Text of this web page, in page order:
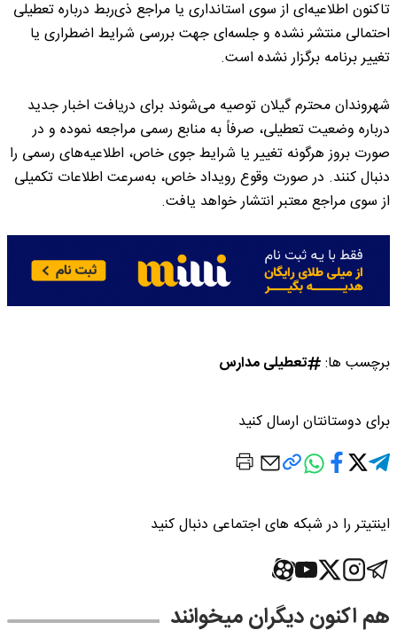
تاکنون اطلاعیه‌ای از سوی استانداری یا مراجع ذی‌ربط درباره تعطیلی
احتمالی منتشر نشده و جلسه‌ای جهت بررسی شرایط اضطراری یا
تغییر برنامه برگزار نشده است.
شهروندان محترم گیلان توصیه می‌شوند برای دریافت اخبار جدید
درباره وضعیت تعطیلی، صرفاً به منابع رسمی مراجعه نموده و در
صورت بروز هرگونه تغییر یا شرایط جوی خاص، اطلاعیه‌های رسمی را
دنبال کنند. در صورت وقوع رویداد خاص، به‌سرعت اطلاعات تکمیلی
از سوی مراجع معتبر انتشار خواهد یافت.
برچسب ها: تعطیلی مدارس
برای دوستانتان ارسال کنید
اینتیتر را در شبکه های اجتماعی دنبال کنید
هم اکنون دیگران میخوانند